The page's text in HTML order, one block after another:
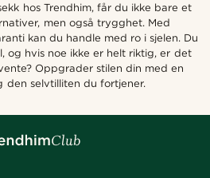
hos Trendhim, får du ikke bare et
men også trygghet. Med
kan du handle med ro i sjelen. Du
og hvis noe ikke er helt riktig, er det
Oppgrader stilen din med en
den selvtilliten du fortjener.